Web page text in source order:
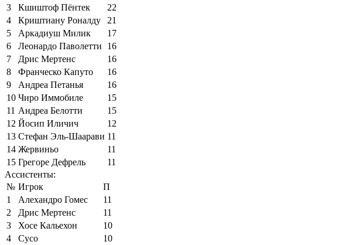
3
Кшиштоф Пёнтек
22
4
Криштиану Роналду
21
5
Аркадиуш Милик
17
6
Леонардо Паволетти
16
7
Дрис Мертенс
16
8
Франческо Капуто
16
9
Андреа Петанья
16
10 Чиро Иммобиле
15
11 Андреа Белотти
15
12 Йосип Иличич
12
13 Стефан Эль-Шаарави 11
14 Жервиньо
11
15 Грегоре Дефрель
11
Ассистенты:
№ Игрок
П
1
Алехандро Гомес
11
2
Дрис Мертенс
11
3
Хосе Кальехон
10
4
Сусо
10